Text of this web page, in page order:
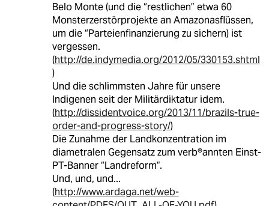
Belo Monte (und die “restlichen” etwa 60
Monsterzerstörprojekte an Amazonasflüssen,
um die “Parteienfinanzierung zu sichern) ist
vergessen.
(http://de.indymedia.org/2012/05/330153.shtml
)
Und die schlimmsten Jahre für unsere
Indigenen seit der Militärdiktatur idem.
(http://dissidentvoice.org/2013/11/brazils-true-
order-and-progress-story/)
Die Zunahme der Landkonzentration im
diametralen Gegensatz zum verb®annten Einst-
PT-Banner “Landreform”.
Und, und, und...
(http://www.ardaga.net/web-